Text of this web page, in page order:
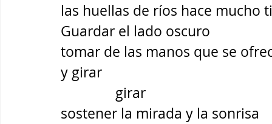
las huellas de ríos hace mucho
Guardar el lado oscuro
tomar de las manos que se
y girar
               girar
sostener la mirada y la sonrisa